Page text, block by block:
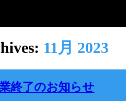
11月 2023
終了のお知らせ